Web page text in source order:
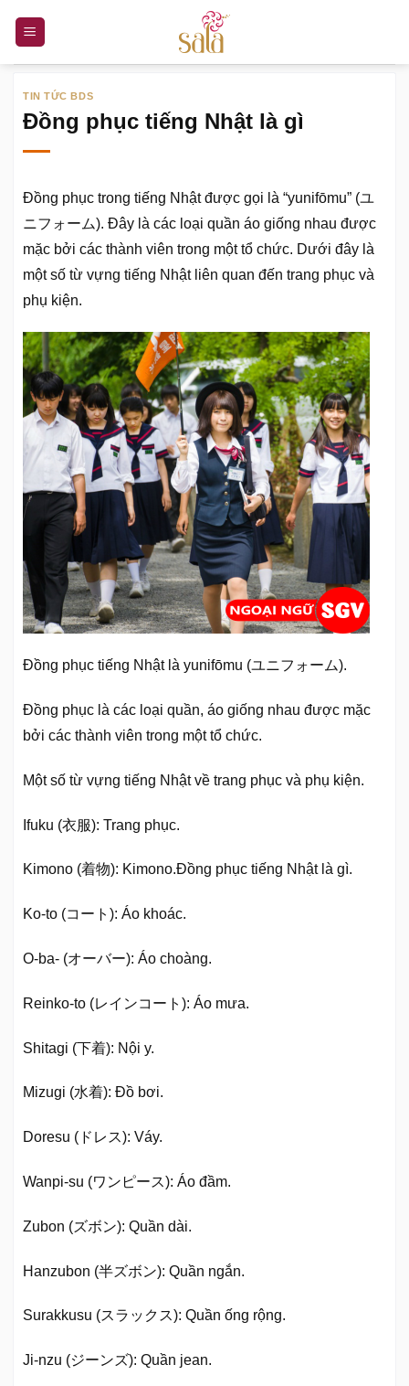
nội
TIN TỨC BDS
Đồng phục tiếng Nhật là gì
Đồng phục trong tiếng Nhật được gọi là “yunifōmu” (ユ
ニフォーム). Đây là các loại quần áo giống nhau được
mặc bởi các thành viên trong một tổ chức. Dưới đây là
một số từ vựng tiếng Nhật liên quan đến trang phục và
phụ kiện.
Đồng phục tiếng Nhật là yunifōmu (ユニフォーム).
Đồng phục là các loại quần, áo giống nhau được mặc
bởi các thành viên trong một tổ chức.
Một số từ vựng tiếng Nhật về trang phục và phụ kiện.
Ifuku (衣服): Trang phục.
Kimono (着物): Kimono.Đồng phục tiếng Nhật là gì.
Ko-to (コート): Áo khoác.
O-ba- (オーバー): Áo choàng.
Reinko-to (レインコート): Áo mưa.
Shitagi (下着): Nội y.
Mizugi (水着): Đồ bơi.
Doresu (ドレス): Váy.
Wanpi-su (ワンピース): Áo đầm.
Zubon (ズボン): Quần dài.
Hanzubon (半ズボン): Quần ngắn.
Surakkusu (スラックス): Quần ống rộng.
Ji-nzu (ジーンズ): Quần jean.